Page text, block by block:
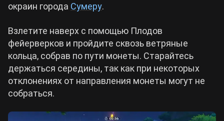
окраин города Сумеру.
Взлетите наверх с помощью Плодов
фейерверков и пройдите сквозь ветряные
кольца, собрав по пути монеты. Старайтесь
держаться середины, так как при некоторых
отклонениях от направления монеты могут не
собраться.